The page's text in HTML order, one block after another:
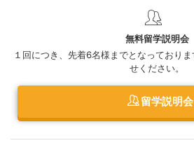
無料留学説明会
１回につき、先着6名様までとなっており
せください。
留学説明会